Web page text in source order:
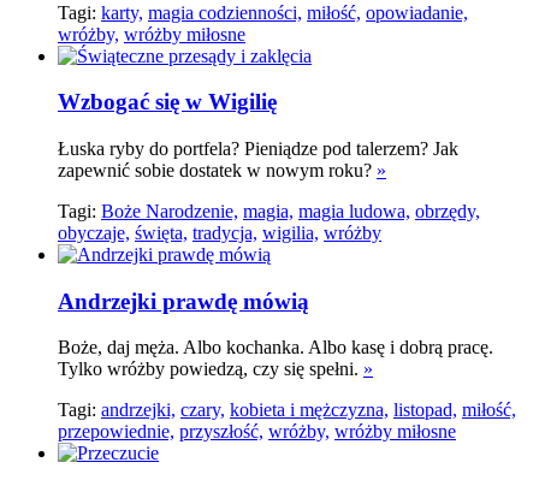
Tagi: karty, magia codzienności, miłość, opowiadanie,
wróżby, wróżby miłosne
Wzbogać się w Wigilię
Łuska ryby do portfela? Pieniądze pod talerzem? Jak
zapewnić sobie dostatek w nowym roku? »
Tagi: Boże Narodzenie, magia, magia ludowa, obrzędy,
obyczaje, święta, tradycja, wigilia, wróżby
Andrzejki prawdę mówią
Boże, daj męża. Albo kochanka. Albo kasę i dobrą pracę.
Tylko wróżby powiedzą, czy się spełni. »
Tagi: andrzejki, czary, kobieta i mężczyzna, listopad, miłość,
przepowiednie, przyszłość, wróżby, wróżby miłosne